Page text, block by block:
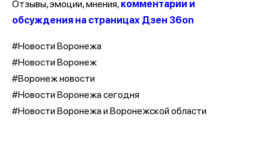
Отзывы, эмоции, мнения, комментарии и
обсуждения на страницах Дзен 36on
#Новости Воронежа
#Новости Воронеж
#Воронеж новости
#Новости Воронежа сегодня
#Новости Воронежа и Воронежской области